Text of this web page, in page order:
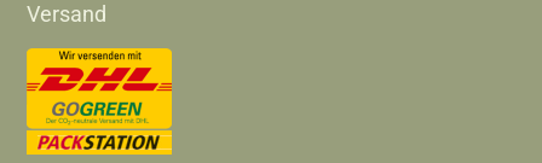
Versand